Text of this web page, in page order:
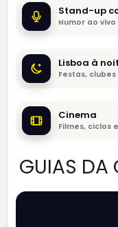
Stand-up
Humor ao vivo
Lisboa à
Festas,
Cinema
Filmes, ciclos
GUIAS DA